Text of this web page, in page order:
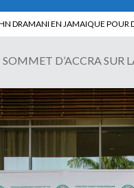
DE TALON A LA TETE DU
SOMMET D’ACCRA SUR